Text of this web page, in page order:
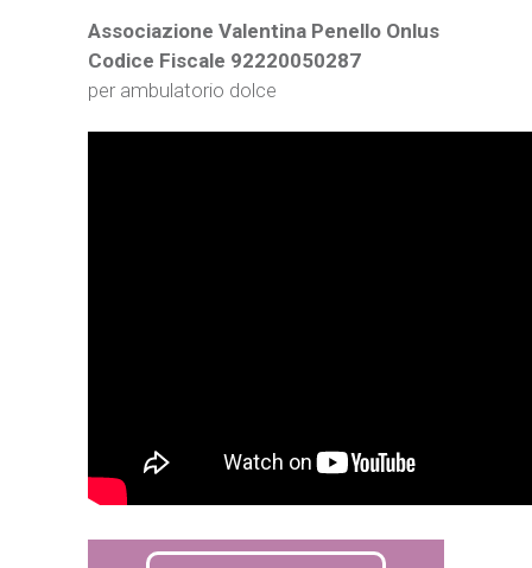
Associazione Valentina Penello Onlus
Codice Fiscale 92220050287
per ambulatorio dolce